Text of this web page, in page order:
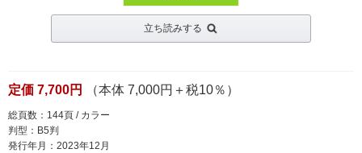
立ち読みする
定価 7,700円 （本体 7,000円＋税10％）
総頁数：144頁 / カラー
判型：B5判
発行年月：2023年12月